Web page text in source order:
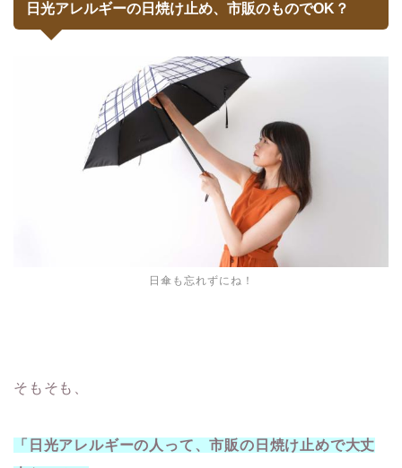
日光アレルギーの日焼け止め、市販のものでOK？
日傘も忘れずにね！
そもそも、
「日光アレルギーの人って、市販の日焼け止めで大丈